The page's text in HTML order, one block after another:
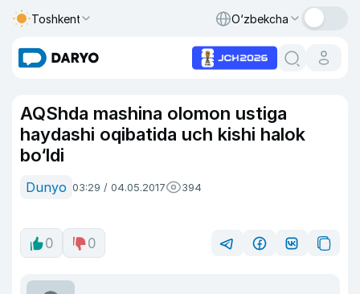
Toshkent O‘zbekcha
AQShda mashina olomon ustiga
haydashi oqibatida uch kishi halok
bo‘ldi
Dunyo 03:29 / 04.05.2017 394
0 0